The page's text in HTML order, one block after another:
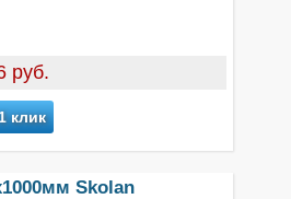
руб.
клик
Skolan